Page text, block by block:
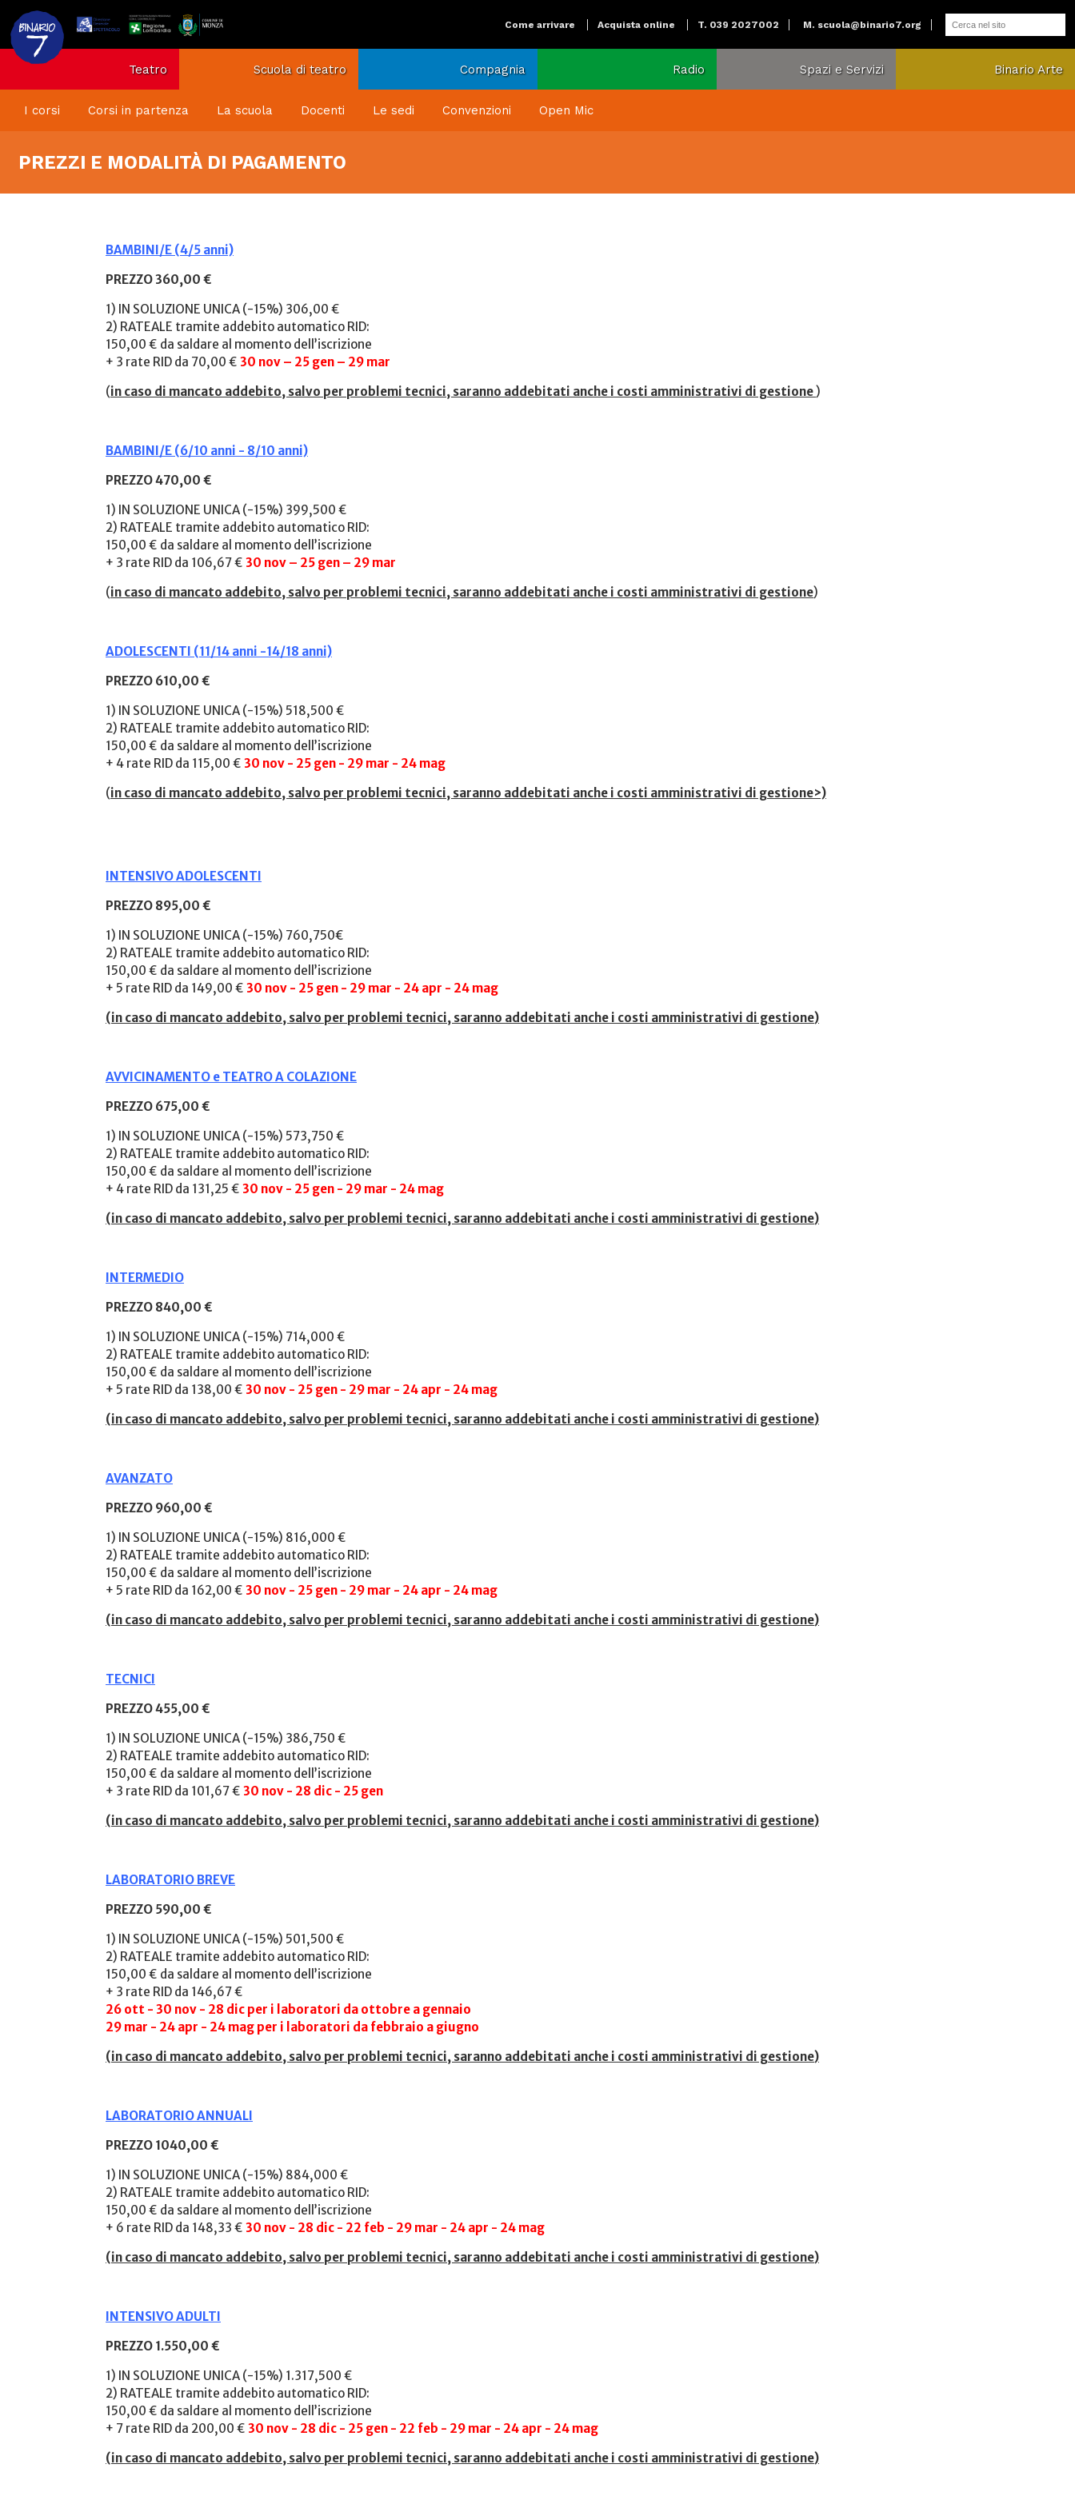
Come arrivare Acquista online T. 039 2027002 M. scuola@binario7.org
Teatro Scuola di teatro Compagnia Radio Spazi e Servizi Binario Arte
I corsi Corsi in partenza La scuola Docenti Le sedi Convenzioni Open Mic
PREZZI E MODALITÀ DI PAGAMENTO
BAMBINI/E (4/5 anni)
PREZZO 360,00 €
1) IN SOLUZIONE UNICA (-15%) 306,00 €
2) RATEALE tramite addebito automatico RID:
150,00 € da saldare al momento dell’iscrizione
+ 3 rate RID da 70,00 € 30 nov – 25 gen – 29 mar
(in caso di mancato addebito, salvo per problemi tecnici, saranno addebitati anche i costi amministrativi di gestione )
BAMBINI/E (6/10 anni - 8/10 anni)
PREZZO 470,00 €
1) IN SOLUZIONE UNICA (-15%) 399,500 €
2) RATEALE tramite addebito automatico RID:
150,00 € da saldare al momento dell’iscrizione
+ 3 rate RID da 106,67 € 30 nov – 25 gen – 29 mar
(in caso di mancato addebito, salvo per problemi tecnici, saranno addebitati anche i costi amministrativi di gestione)
ADOLESCENTI (11/14 anni -14/18 anni)
PREZZO 610,00 €
1) IN SOLUZIONE UNICA (-15%) 518,500 €
2) RATEALE tramite addebito automatico RID:
150,00 € da saldare al momento dell’iscrizione
+ 4 rate RID da 115,00 € 30 nov - 25 gen - 29 mar - 24 mag
(in caso di mancato addebito, salvo per problemi tecnici, saranno addebitati anche i costi amministrativi di gestione>)
INTENSIVO ADOLESCENTI
PREZZO 895,00 €
1) IN SOLUZIONE UNICA (-15%) 760,750€
2) RATEALE tramite addebito automatico RID:
150,00 € da saldare al momento dell’iscrizione
+ 5 rate RID da 149,00 € 30 nov - 25 gen - 29 mar - 24 apr - 24 mag
(in caso di mancato addebito, salvo per problemi tecnici, saranno addebitati anche i costi amministrativi di gestione)
AVVICINAMENTO e TEATRO A COLAZIONE
PREZZO 675,00 €
1) IN SOLUZIONE UNICA (-15%) 573,750 €
2) RATEALE tramite addebito automatico RID:
150,00 € da saldare al momento dell’iscrizione
+ 4 rate RID da 131,25 € 30 nov - 25 gen - 29 mar - 24 mag
(in caso di mancato addebito, salvo per problemi tecnici, saranno addebitati anche i costi amministrativi di gestione)
INTERMEDIO
PREZZO 840,00 €
1) IN SOLUZIONE UNICA (-15%) 714,000 €
2) RATEALE tramite addebito automatico RID:
150,00 € da saldare al momento dell’iscrizione
+ 5 rate RID da 138,00 € 30 nov - 25 gen - 29 mar - 24 apr - 24 mag
(in caso di mancato addebito, salvo per problemi tecnici, saranno addebitati anche i costi amministrativi di gestione)
AVANZATO
PREZZO 960,00 €
1) IN SOLUZIONE UNICA (-15%) 816,000 €
2) RATEALE tramite addebito automatico RID:
150,00 € da saldare al momento dell’iscrizione
+ 5 rate RID da 162,00 € 30 nov - 25 gen - 29 mar - 24 apr - 24 mag
(in caso di mancato addebito, salvo per problemi tecnici, saranno addebitati anche i costi amministrativi di gestione)
TECNICI
PREZZO 455,00 €
1) IN SOLUZIONE UNICA (-15%) 386,750 €
2) RATEALE tramite addebito automatico RID:
150,00 € da saldare al momento dell’iscrizione
+ 3 rate RID da 101,67 € 30 nov - 28 dic - 25 gen
(in caso di mancato addebito, salvo per problemi tecnici, saranno addebitati anche i costi amministrativi di gestione)
LABORATORIO BREVE
PREZZO 590,00 €
1) IN SOLUZIONE UNICA (-15%) 501,500 €
2) RATEALE tramite addebito automatico RID:
150,00 € da saldare al momento dell’iscrizione
+ 3 rate RID da 146,67 €
26 ott - 30 nov - 28 dic per i laboratori da ottobre a gennaio
29 mar - 24 apr - 24 mag per i laboratori da febbraio a giugno
(in caso di mancato addebito, salvo per problemi tecnici, saranno addebitati anche i costi amministrativi di gestione)
LABORATORIO ANNUALI
PREZZO 1040,00 €
1) IN SOLUZIONE UNICA (-15%) 884,000 €
2) RATEALE tramite addebito automatico RID:
150,00 € da saldare al momento dell’iscrizione
+ 6 rate RID da 148,33 € 30 nov - 28 dic - 22 feb - 29 mar - 24 apr - 24 mag
(in caso di mancato addebito, salvo per problemi tecnici, saranno addebitati anche i costi amministrativi di gestione)
INTENSIVO ADULTI
PREZZO 1.550,00 €
1) IN SOLUZIONE UNICA (-15%) 1.317,500 €
2) RATEALE tramite addebito automatico RID:
150,00 € da saldare al momento dell’iscrizione
+ 7 rate RID da 200,00 € 30 nov - 28 dic - 25 gen - 22 feb - 29 mar - 24 apr - 24 mag
(in caso di mancato addebito, salvo per problemi tecnici, saranno addebitati anche i costi amministrativi di gestione)